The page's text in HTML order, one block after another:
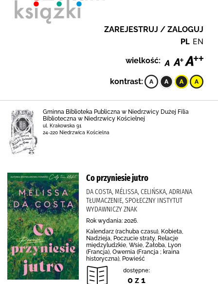
ZAREJESTRUJ / ZALOGUJ
PL EN
wielkość:
kontrast:
Gminna Biblioteka Publiczna w Niedrzwicy Dużej Filia
Biblioteczna w Niedrzwicy Kościelnej
ul. Krakowska 91
24-220 Niedrzwica Kościelna
Co przyniesie jutro
DA COSTA, MÉLISSA, CELIŃSKA, ADRIANA
TŁUMACZENIE, SPOŁECZNY INSTYTUT
WYDAWNICZY ZNAK
Rok wydania: 2026.
Kalendarz (rachuba czasu), Kobieta,
Nadzieja, Poczucie straty, Relacje
międzyludzkie, Wsie, Żałoba, Lyon
(Francja), Owernia (Francja ; kraina
historyczna), Powieść
dostępne:
0 z 1